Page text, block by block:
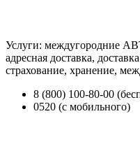
Услуги: междугородние
адресная доставка,
страхование, хранение,
8 (800) 100-80-00
0520 (с мобильного)